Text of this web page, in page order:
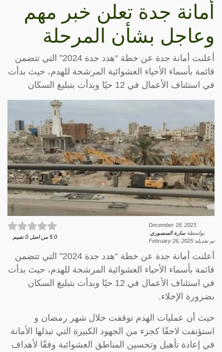
أمانة جدة تعلن خبر مهم
وعاجل بشأن المرحلة
أعلنت أمانة جدة عن خطة “هدد جدة 2024” التي تتضمن
قائمة بأسماء الأحياء العشوائية المرشحة للهدم، حيث بدأت
في استئناف الأعمال في 12 حيًا وبدأت بتبليغ السكان
December 18, 2023
بواسطةسارة المنصوري
تم تعديله February 26, 2025
0
5 من اصل 0 تقييم.
أعلنت أمانة جدة عن خطة “هدد جدة 2024” التي تتضمن
قائمة بأسماء الأحياء العشوائية المرشحة للهدم، حيث بدأت
في استئناف الأعمال في 12 حيًا وبدأت بتبليغ السكان
بضرورة الإخلاء.
حيث أن عمليات الهدم توقفت خلال شهر رمضان و
استؤنفت لاحقًا كجزء من الجهود الكبيرة التي تبذلها الأمانة
في إعادة تأهيل وتحسين المناطق العشوائية وفقًا لأهداف